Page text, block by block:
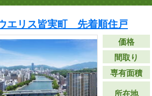
エリス皆実町 先着順住戸
価格
間取り
専有面積
所在地